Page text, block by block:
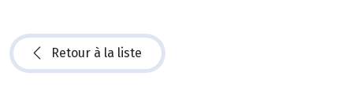
Retour à la liste